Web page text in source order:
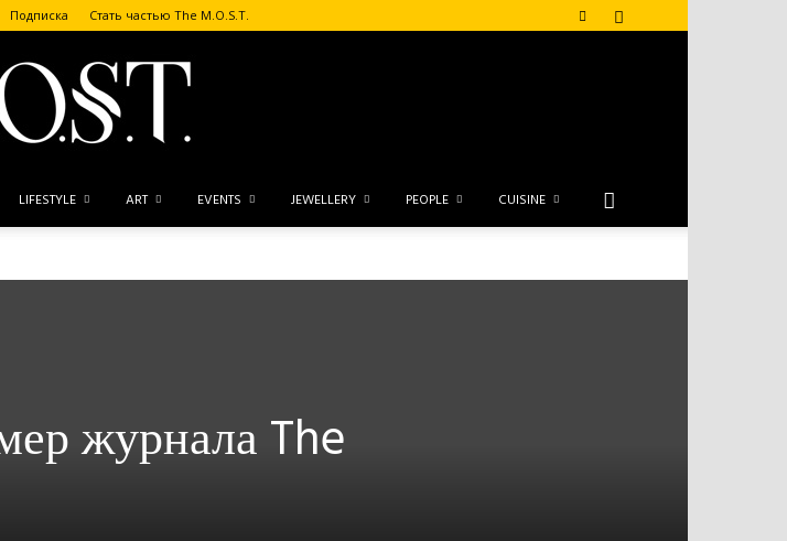
Подписка Стать частью The M.O.S.T.
The
LIFESTYLE ART EVENTS JEWELLERY PEOPLE CUISINE
журнала The